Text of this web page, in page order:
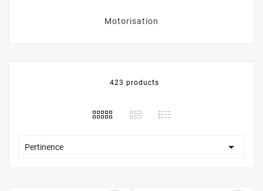
Motorisation
423 products
Pertinence 